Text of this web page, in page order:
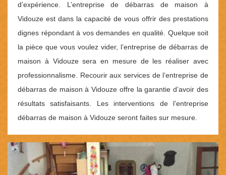
d’expérience. L’entreprise de débarras de maison à
Vidouze est dans la capacité de vous offrir des prestations
dignes répondant à vos demandes en qualité. Quelque soit
la pièce que vous voulez vider, l’entreprise de débarras de
maison à Vidouze sera en mesure de les réaliser avec
professionnalisme. Recourir aux services de l’entreprise de
débarras de maison à Vidouze offre la garantie d’avoir des
résultats satisfaisants. Les interventions de l’entreprise
débarras de maison à Vidouze seront faites sur mesure.